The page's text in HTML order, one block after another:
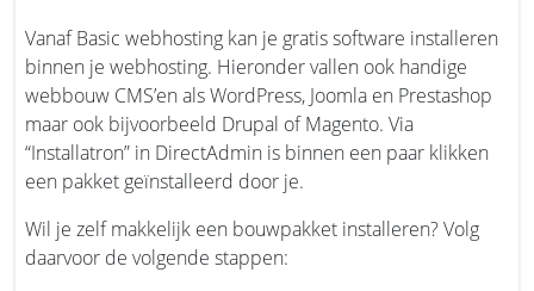
Vanaf Basic webhosting kan je gratis software installeren
binnen je webhosting. Hieronder vallen ook handige
webbouw CMS’en als WordPress, Joomla en Prestashop
maar ook bijvoorbeeld Drupal of Magento. Via
“Installatron” in DirectAdmin is binnen een paar klikken
een pakket geïnstalleerd door je.
Wil je zelf makkelijk een bouwpakket installeren? Volg
daarvoor de volgende stappen: